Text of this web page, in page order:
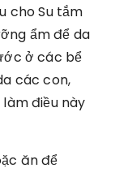
cho Su tắm
ẩm để da
ở các bể
các con,
điều này
ăn để